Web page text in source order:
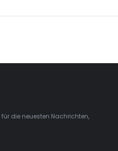
die neuesten Nachrichten,